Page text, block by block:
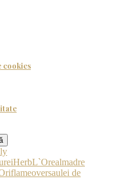
iHerbL`Orealmadre
oversaulei de